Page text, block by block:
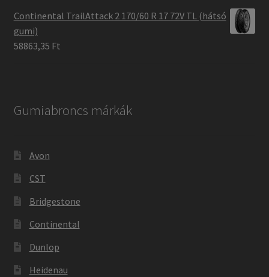
Continental TrailAttack 2 170/60 R 17 72V TL (hátsó
gumi)
58863,35 Ft
Gumiabroncs márkák
Avon
CST
Bridgestone
Continental
Dunlop
Heidenau